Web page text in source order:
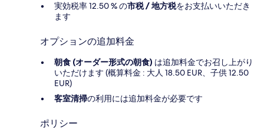
実効税率 12.50 % の市税 / 地方税をお支払いいただき
ます
オプションの追加料金
朝食 (オーダー形式の朝食) は追加料金でお召し上がり
いただけます (概算料金 : 大人 18.50 EUR、子供 12.50
EUR)
客室清掃の利用には追加料金が必要です
ポリシー